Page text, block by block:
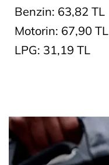
Benzin: 63,82 TL
Motorin: 67,90 TL
LPG: 31,19 TL